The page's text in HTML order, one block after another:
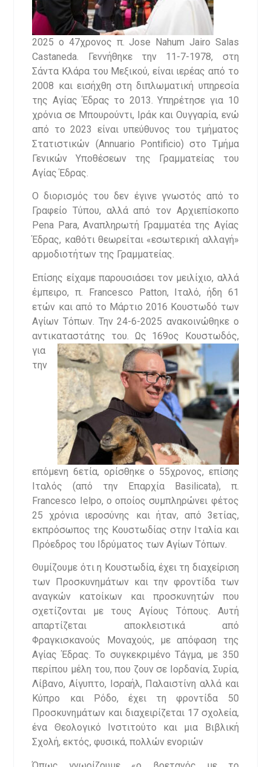
2025 ο 47χρονος π. Jose Nahum Jairo Salas
Castaneda. Γεννήθηκε την 11-7-1978, στη
Σάντα Κλάρα του Μεξικού, είναι ιερέας από το
2008 και εισήχθη στη διπλωματική υπηρεσία
της Αγίας Έδρας το 2013. Υπηρέτησε για 10
χρόνια σε Μπουρούντι, Ιράκ και Ουγγαρία, ενώ
από το 2023 είναι υπεύθυνος του τμήματος
Στατιστικών (Annuario Pontificio) στο Τμήμα
Γενικών Υποθέσεων της Γραμματείας του
Αγίας Έδρας.
Ο διορισμός του δεν έγινε γνωστός από το
Γραφείο Τύπου, αλλά από τον Αρχιεπίσκοπο
Pena Para, Αναπληρωτή Γραμματέα της Αγίας
Έδρας, καθότι θεωρείται «εσωτερική αλλαγή»
αρμοδιοτήτων της Γραμματείας.
Επίσης είχαμε παρουσιάσει τον μειλίχιο, αλλά
έμπειρο, π. Francesco Patton, Ιταλό, ήδη 61
ετών και από το Μάρτιο 2016 Κουστωδό των
Αγίων Τόπων. Την 24-6-2025 ανακοινώθηκε ο
αντικαταστάτης του. Ως 169ος Κουστωδός,
για
την
επόμενη 6ετία, ορίσθηκε ο 55χρονος, επίσης
Ιταλός (από την Επαρχία Basilicata), π.
Francesco Ielpo, ο οποίος συμπληρώνει φέτος
25 χρόνια ιεροσύνης και ήταν, από 3ετίας,
εκπρόσωπος της Κουστωδίας στην Ιταλία και
Πρόεδρος του Ιδρύματος των Αγίων Τόπων.
Θυμίζουμε ότι η Κουστωδία, έχει τη διαχείριση
των Προσκυνημάτων και την φροντίδα των
αναγκών κατοίκων και προσκυνητών που
σχετίζονται με τους Αγίους Τόπους. Αυτή
απαρτίζεται αποκλειστικά από
Φραγκισκανούς Μοναχούς, με απόφαση της
Αγίας Έδρας. Το συγκεκριμένο Τάγμα, με 350
περίπου μέλη του, που ζουν σε Ιορδανία, Συρία,
Λίβανο, Αίγυπτο, Ισραήλ, Παλαιστίνη αλλά και
Κύπρο και Ρόδο, έχει τη φροντίδα 50
Προσκυνημάτων και διαχειρίζεται 17 σχολεία,
ένα Θεολογικό Ινστιτούτο και μια Βιβλική
Σχολή, εκτός, φυσικά, πολλών ενοριών